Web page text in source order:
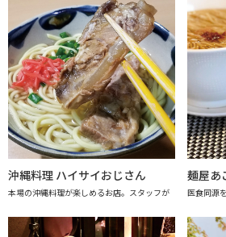
沖縄料理 ハイサイおじさん
本場の沖縄料理が楽しめるお店。スタッフが
麺屋あ
医食同源